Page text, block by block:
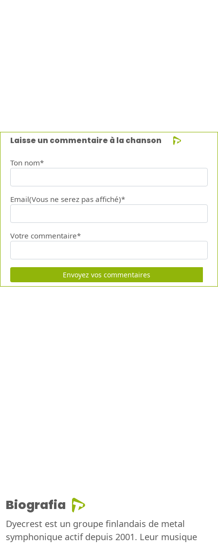
Laisse un commentaire à la chanson
Ton nom*
Email(Vous ne serez pas affiché)*
Votre commentaire*
Envoyez vos commentaires
Biografia
Dyecrest est un groupe finlandais de metal
symphonique actif depuis 2001. Leur musique